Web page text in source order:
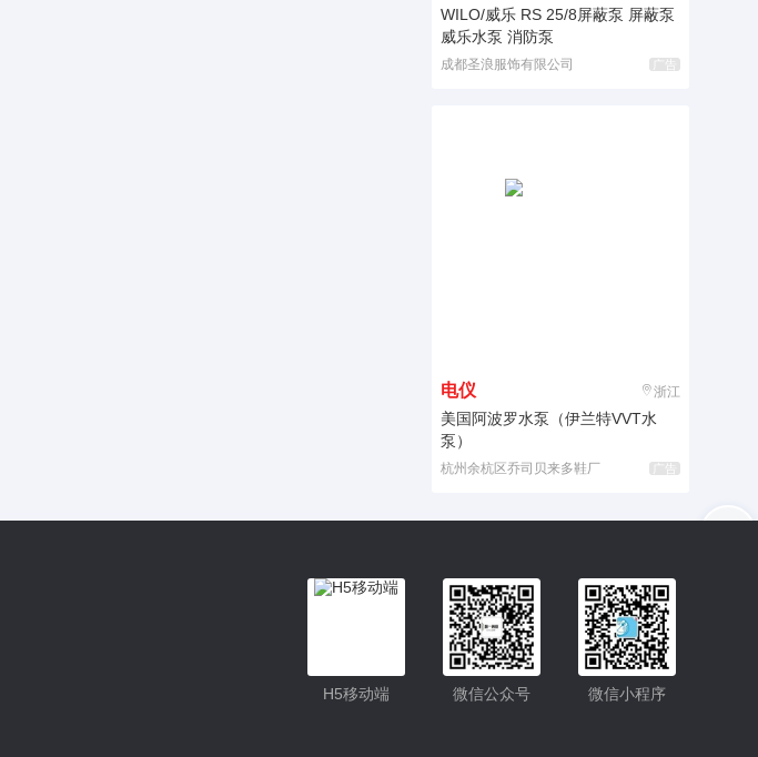
WILO/威乐 RS 25/8屏蔽泵 屏蔽泵
威乐水泵 消防泵
成都圣浪服饰有限公司 广告
电仪 浙江
美国阿波罗水泵（伊兰特VVT水
泵）
杭州余杭区乔司贝来多鞋厂 广告
微信小程序
微信公众号
H5移动端
小程序更便捷的查找产品